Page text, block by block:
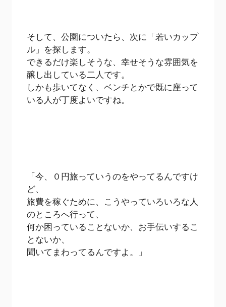
そして、公園についたら、次に「若いカップ
ル」を探します。
できるだけ楽しそうな、幸せそうな雰囲気を
醸し出している二人です。
しかも歩いてなく、ベンチとかで既に座って
いる人が丁度よいですね。
「今、０円旅っていうのをやってるんですけ
ど、
旅費を稼ぐために、こうやっていろいろな人
のところへ行って、
何か困っていることないか、お手伝いするこ
とないか、
聞いてまわってるんですよ。」